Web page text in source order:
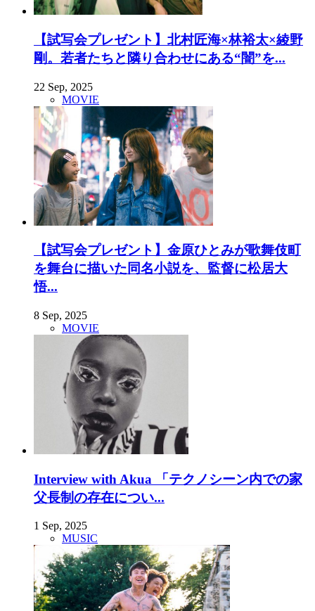
【試写会プレゼント】北村匠海×林裕太×綾野
剛。若者たちと隣り合わせにある“闇”を...
22 Sep, 2025
MOVIE
【試写会プレゼント】金原ひとみが歌舞伎町
を舞台に描いた同名小説を、監督に松居大
悟...
8 Sep, 2025
MOVIE
Interview with Akua 「テクノシーン内での家
父長制の存在につい...
1 Sep, 2025
MUSIC